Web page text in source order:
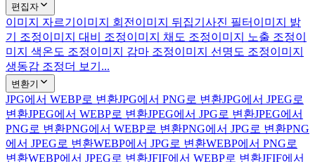
편집자
이미지 자르기 이미지 회전 이미지 뒤집기 사진 필터 이미지 밝
기 조정이미지 대비 조정이미지 채도 조정이미지 노출 조정이
미지 색온도 조정이미지 감마 조정이미지 선명도 조정이미지
생동감 조정더 보기...
변환기
JPG에서 WEBP로 변환JPG에서 PNG로 변환JPG에서 JPEG로
변환JPEG에서 WEBP로 변환JPEG에서 JPG로 변환JPEG에서
PNG로 변환PNG에서 WEBP로 변환PNG에서 JPG로 변환PNG
에서 JPEG로 변환WEBP에서 JPG로 변환WEBP에서 PNG로
변환WEBP에서 JPEG로 변환JFIF에서 WEBP로 변환JFIF에서